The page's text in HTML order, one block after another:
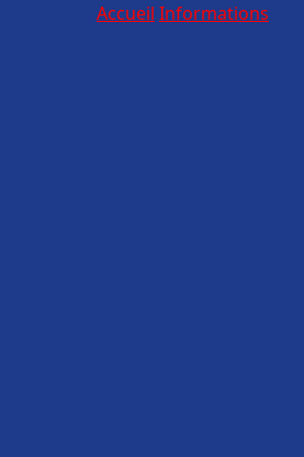
Accueil Informations